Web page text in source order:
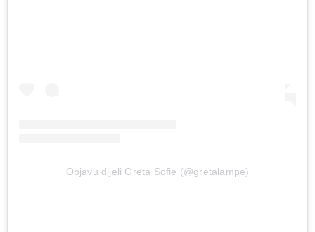
Objavu dijeli Greta Sofie (@gretalampe)